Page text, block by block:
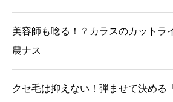
美容師も唸る！？カラスのカットラ
農ナス
クセ毛は抑えない！弾ませて決める